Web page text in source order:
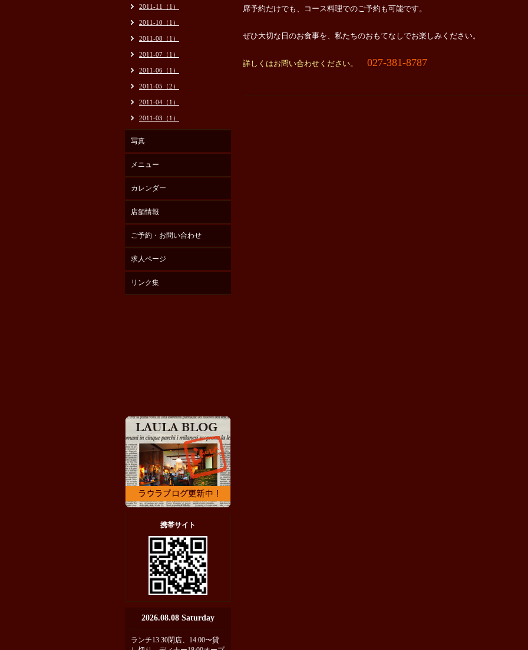
席予約だけでも、コース料理でのご予約も可能です。
ぜひ大切な日のお食事を、私たちのおもてなしでお楽しみください。
詳しくはお問い合わせください。 027-381-8787
2011-11（1）
2011-10（1）
2011-08（1）
2011-07（1）
2011-06（1）
2011-05（2）
2011-04（1）
2011-03（1）
写真
メニュー
カレンダー
店舗情報
ご予約・お問い合わせ
求人ページ
リンク集
携帯サイト
2026.08.08 Saturday
ランチ13:30閉店、14:00〜貸